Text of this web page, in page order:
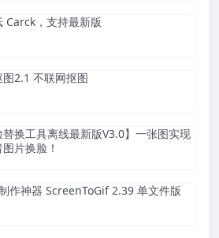
Carck，支持最新版
2.1 不联网抠图
替换工具离线最新版V3.0】一张图实现
片换脸！
作神器 ScreenToGif 2.39 单文件版